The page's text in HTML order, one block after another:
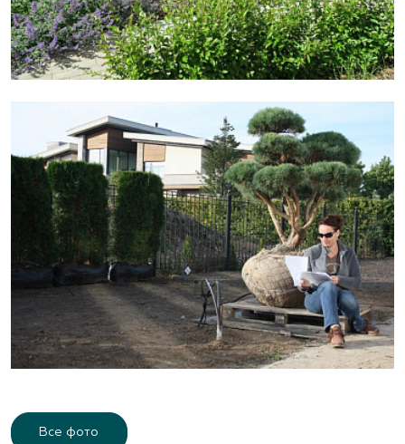
Все фото